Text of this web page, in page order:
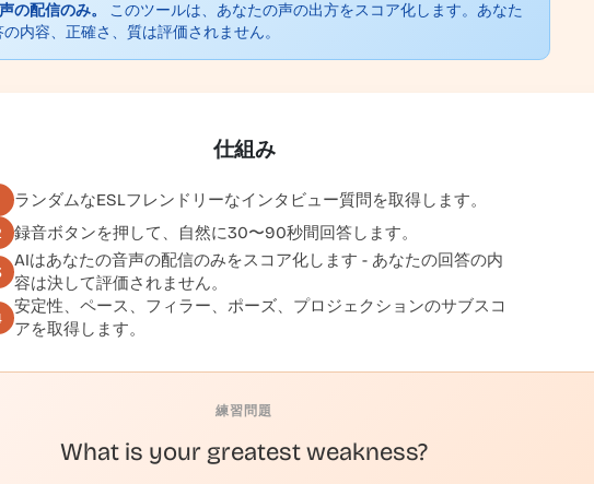
の配信のみ。
このツールは、あなたの声の出方をスコア化します。あなた
内容、正確さ、質は評価されません。
仕組み
ランダムなESLフレンドリーなインタビュー質問を取得します。
録音ボタンを押して、自然に30〜90秒間回答します。
AIはあなたの音声の配信のみをスコア化します - あなたの回答の内
容は決して評価されません。
安定性、ペース、フィラー、ポーズ、プロジェクションのサブスコ
アを取得します。
練習問題
What is your greatest weakness?